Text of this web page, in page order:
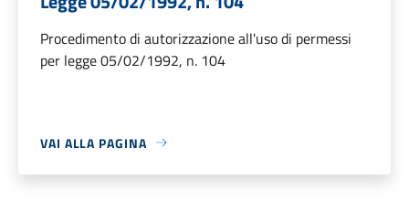
Procedimento di autorizzazione all'uso di permessi
per legge 05/02/1992, n. 104
VAI ALLA PAGINA